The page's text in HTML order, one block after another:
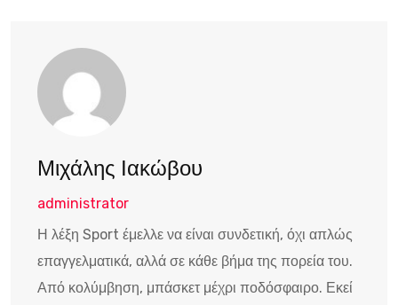
Μιχάλης Ιακώβου
administrator
Η λέξη Sport έμελλε να είναι συνδετική, όχι απλώς
επαγγελματικά, αλλά σε κάθε βήμα της πορεία του.
Από κολύμβηση, μπάσκετ μέχρι ποδόσφαιρο. Εκεί